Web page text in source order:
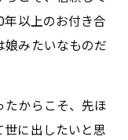
年以上のお付き合
娘みたいなものだ
たからこそ、先ほ
に出したいと思